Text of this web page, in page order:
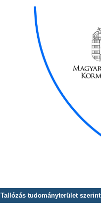
Tallózás tudományterület szerint